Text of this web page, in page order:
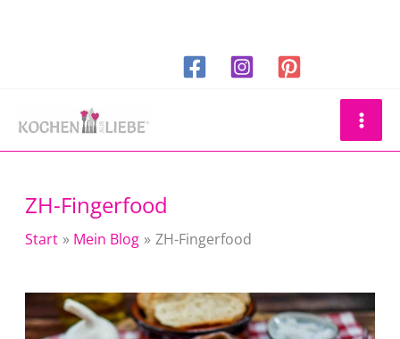
ZH-Fingerfood
Start Mein Blog ZH-Fingerfood